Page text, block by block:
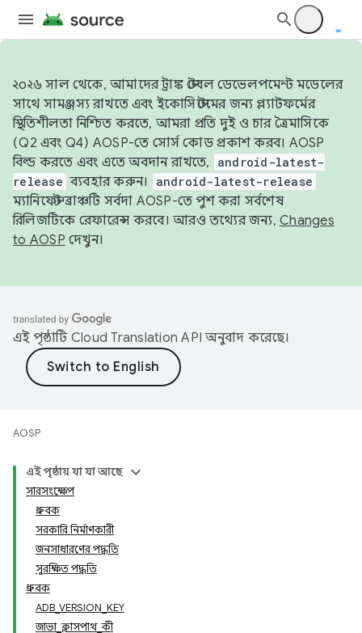
২০২৬ সাল থেকে, আমাদের ট্রাঙ্ক স্টেবল ডেভেলপমেন্ট মডেলের
সাথে সামঞ্জস্য রাখতে এবং ইকোসিস্টেমের জন্য প্ল্যাটফর্মের
স্থিতিশীলতা নিশ্চিত করতে, আমরা প্রতি দুই ও চার ত্রৈমাসিকে
(Q2 এবং Q4) AOSP-তে সোর্স কোড প্রকাশ করব। AOSP
বিল্ড করতে এবং এতে অবদান রাখতে,
android-latest-
release ব্যবহার করুন। android-latest-release
ম্যানিফেস্ট ব্রাঞ্চটি সর্বদা AOSP-তে পুশ করা সর্বশেষ
রিলিজটিকে রেফারেন্স করবে। আরও তথ্যের জন্য, Changes
to AOSP দেখুন।
এই পৃষ্ঠাটি Cloud Translation API অনুবাদ করেছে।
AOSP
এই পৃষ্ঠায় যা যা আছে
সারসংক্ষেপ
ধ্রুবক
সরকারি নির্মাণকারী
জনসাধারণের পদ্ধতি
সুরক্ষিত পদ্ধতি
ধ্রুবক
ADB_VERSION_KEY
জাভা_ক্লাসপাথ_কী